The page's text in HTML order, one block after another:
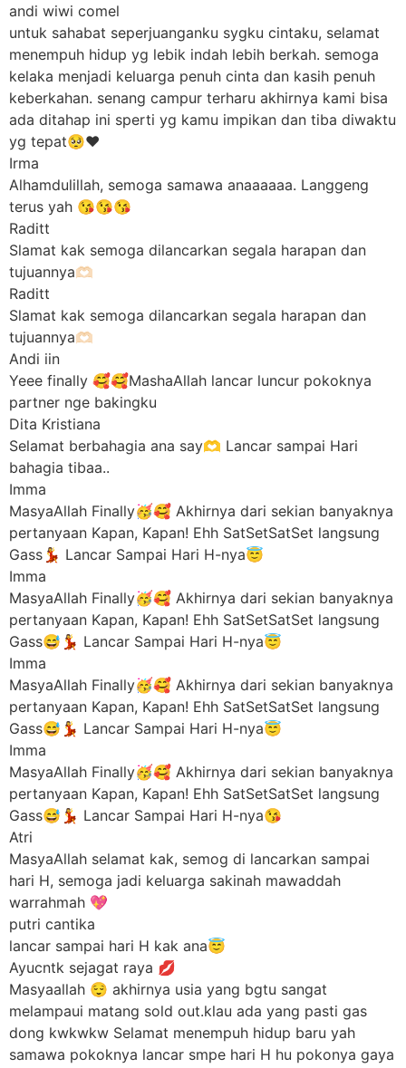
andi wiwi comel
untuk sahabat seperjuanganku sygku cintaku, selamat
menempuh hidup yg lebik indah lebih berkah. semoga
kelaka menjadi keluarga penuh cinta dan kasih penuh
keberkahan. senang campur terharu akhirnya kami bisa
ada ditahap ini sperti yg kamu impikan dan tiba diwaktu
yg tepat🥺❤️
Irma
Alhamdulillah, semoga samawa anaaaaaa. Langgeng
terus yah 😘😘😘
Raditt
Slamat kak semoga dilancarkan segala harapan dan
tujuannya🫶🏻
Raditt
Slamat kak semoga dilancarkan segala harapan dan
tujuannya🫶🏻
Andi iin
Yeee finally 🥰🥰MashaAllah lancar luncur pokoknya
partner nge bakingku
Dita Kristiana
Selamat berbahagia ana say🫶 Lancar sampai Hari
bahagia tibaa..
Imma
MasyaAllah Finally🥳🥰 Akhirnya dari sekian banyaknya
pertanyaan Kapan, Kapan! Ehh SatSetSatSet langsung
Gass💃 Lancar Sampai Hari H-nya😇
Imma
MasyaAllah Finally🥳🥰 Akhirnya dari sekian banyaknya
pertanyaan Kapan, Kapan! Ehh SatSetSatSet langsung
Gass😅💃 Lancar Sampai Hari H-nya😇
Imma
MasyaAllah Finally🥳🥰 Akhirnya dari sekian banyaknya
pertanyaan Kapan, Kapan! Ehh SatSetSatSet langsung
Gass😅💃 Lancar Sampai Hari H-nya😇
Imma
MasyaAllah Finally🥳🥰 Akhirnya dari sekian banyaknya
pertanyaan Kapan, Kapan! Ehh SatSetSatSet langsung
Gass😅💃 Lancar Sampai Hari H-nya😘
Atri
MasyaAllah selamat kak, semog di lancarkan sampai
hari H, semoga jadi keluarga sakinah mawaddah
warrahmah 💖
putri cantika
lancar sampai hari H kak ana😇
Ayucntk sejagat raya 💋
Masyaallah 😌 akhirnya usia yang bgtu sangat
melampaui matang sold out.klau ada yang pasti gas
dong kwkwkw Selamat menempuh hidup baru yah
samawa pokoknya lancar smpe hari H hu pokonya gaya